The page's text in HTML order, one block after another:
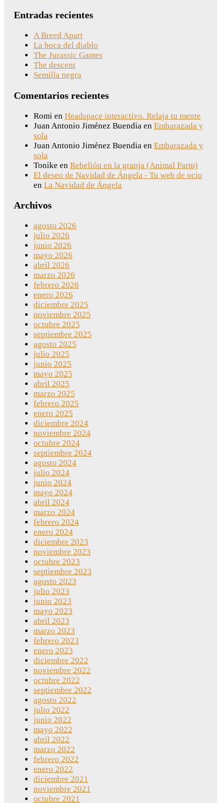
Entradas recientes
A Breed Apart
La boca del diablo
The Jurassic Games
The descent
Semilla negra
Comentarios recientes
Romi en Headspace interactivo. Relaja tu mente
Juan Antonio Jiménez Buendia en Embarazada y
sola
Juan Antonio Jiménez Buendia en Embarazada y
sola
Tonike en Rebelión en la granja (Animal Farm)
El deseo de Navidad de Ángela - Tu web de ocio
en La Navidad de Ángela
Archivos
agosto 2026
julio 2026
junio 2026
mayo 2026
abril 2026
marzo 2026
febrero 2026
enero 2026
diciembre 2025
noviembre 2025
octubre 2025
septiembre 2025
agosto 2025
julio 2025
junio 2025
mayo 2025
abril 2025
marzo 2025
febrero 2025
enero 2025
diciembre 2024
noviembre 2024
octubre 2024
septiembre 2024
agosto 2024
julio 2024
junio 2024
mayo 2024
abril 2024
marzo 2024
febrero 2024
enero 2024
diciembre 2023
noviembre 2023
octubre 2023
septiembre 2023
agosto 2023
julio 2023
junio 2023
mayo 2023
abril 2023
marzo 2023
febrero 2023
enero 2023
diciembre 2022
noviembre 2022
octubre 2022
septiembre 2022
agosto 2022
julio 2022
junio 2022
mayo 2022
abril 2022
marzo 2022
febrero 2022
enero 2022
diciembre 2021
noviembre 2021
octubre 2021